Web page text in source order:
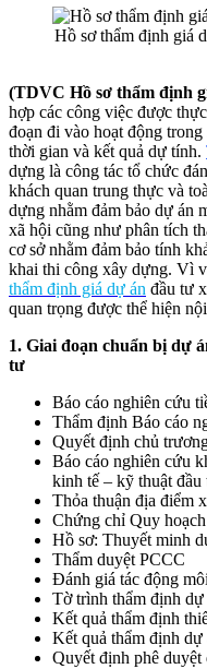
Hồ sơ thẩm định giá
(TDVC Hồ sơ thẩm định
hợp các công việc được
đoạn đi vào hoạt động
thời gian và kết quả dự tính.
dựng là công tác tổ chức
khách quan trung thực và
dựng nhằm đảm bảo dự án
xã hội cũng như phân tích
cơ sở nhằm đảm bảo tính
khai thi công xây dựng. Vì
thẩm định giá dự án đầu tư
quan trọng được thể hiện
1. Giai đoạn chuẩn bị dự
tư
Báo cáo nghiên cứu
Thẩm định Báo cáo
Quyết định chủ
Báo cáo nghiên cứu
kinh tế – kỹ thuật
Thỏa thuận địa điểm
Chứng chỉ Quy hoạch
Hồ sơ: Thuyết minh
Thẩm duyệt PCCC
Đánh giá tác động
Tờ trình thẩm định dự
Kết quả thẩm định
Kết quả thẩm định dự
Quyết định phê duyệt